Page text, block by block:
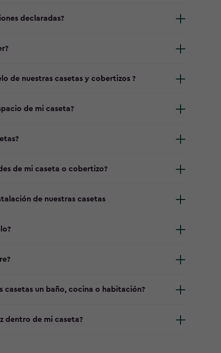
declaradas?
de nuestras casetas y cobertizos ?
de mi caseta?
de mi caseta o cobertizo?
de nuestras casetas
casetas un baño, cocina o habitación?
dentro de mi caseta?